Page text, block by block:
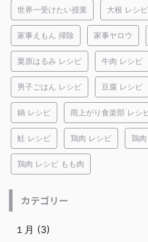
世界一受けたい授業 大根 レシピ
家事えもん 掃除 家事ヤロウ
栗原はるみ レシピ 牛肉 レシピ
男子ごはん レシピ 豆腐 レシピ
鍋 レシピ 雨上がり食楽部 レシ
鮭 レシピ 鶏肉 レシピ 鶏
鶏肉 レシピ もも肉
カテゴリー
１月 (3)